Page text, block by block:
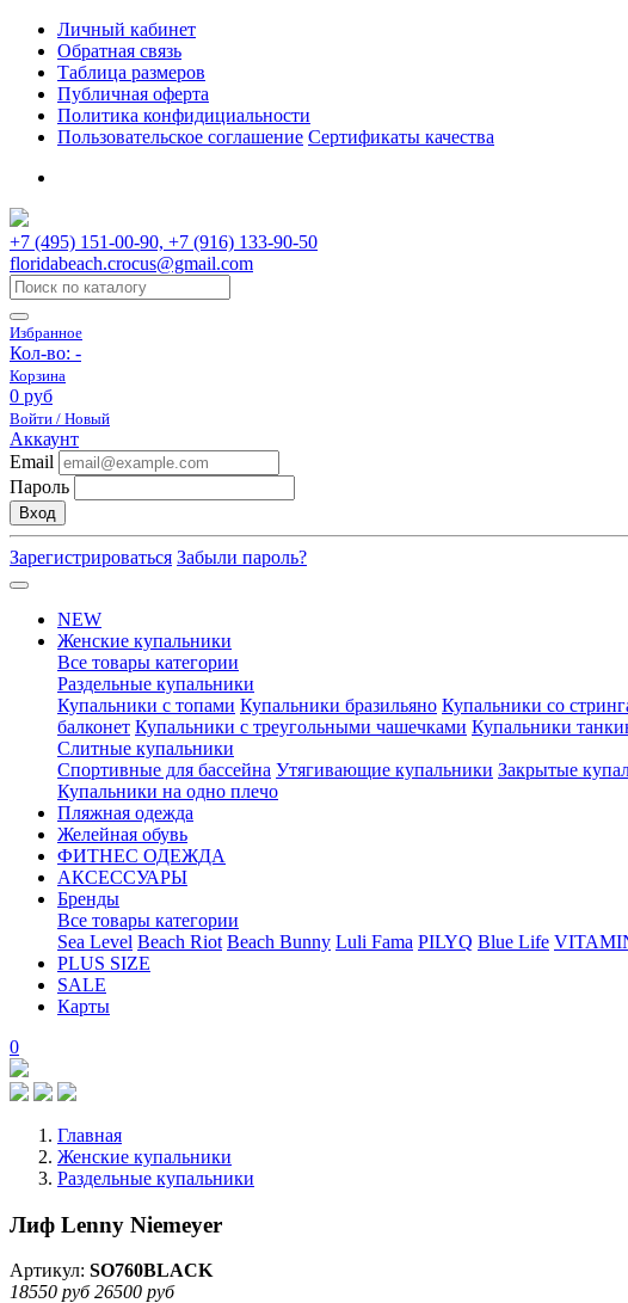
Личный кабинет
Обратная связь
Таблица размеров
Публичная оферта
Политика конфидициальности
Пользовательское соглашение Сертификаты качества
+7 (495) 151-00-90, +7 (916) 133-90-50
floridabeach.crocus@gmail.com
Избранное
Кол-во: -
Корзина
0 руб
Войти / Новый
Аккаунт
Email
Пароль
Вход
Зарегистрироваться Забыли пароль?
NEW
Женские купальники
Все товары категории
Раздельные купальники
Купальники с топами Купальники бразильяно Купальники со
балконет Купальники с треугольными чашечками Купальники
Слитные купальники
Спортивные для бассейна Утягивающие купальники Закрытые
Купальники на одно плечо
Пляжная одежда
Желейная обувь
ФИТНЕС ОДЕЖДА
АКСЕССУАРЫ
Бренды
Все товары категории
Sea Level Beach Riot Beach Bunny Luli Fama PILYQ Blue Life
PLUS SIZE
SALE
Карты
0
Главная
Женские купальники
Раздельные купальники
Лиф Lenny Niemeyer
Артикул: SO760BLACK
18550 руб 26500 руб